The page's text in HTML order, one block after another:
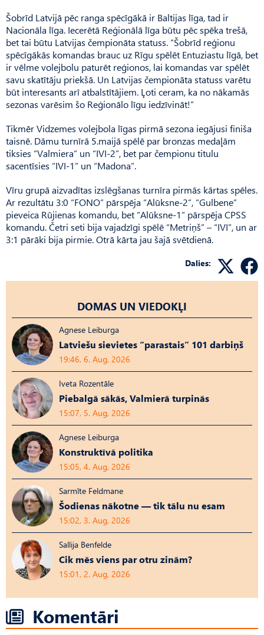
Šobrīd Latvijā pēc ranga spēcīgākā ir Baltijas līga, tad ir
Nacionāla līga. Iecerētā Reģio­nālā līga būtu pēc spēka trešā,
bet tai būtu Latvijas čempionāta statuss. “Šobrīd reģionu
spēcīgākās komandas brauc uz Rīgu spēlēt Entuziastu līgā, bet
ir vēlme volejbolu paturēt reģionos, lai komandas var spēlēt
savu skatītāju priekšā. Un Latvijas čempionāta statuss varētu
būt interesants arī atbalstītājiem. Ļoti ceram, ka no nākamās
sezonas varēsim šo Reģionālo līgu iedzīvināt!”
Tikmēr Vidzemes volejbola līgas pirmā sezona iegājusi finiša
taisnē. Dāmu turnīrā 5.maijā spēlē par bronzas medaļām
tiksies “Valmiera” un “IVI-2”, bet par čempionu titulu
sacentīsies “IVI-1” un “Madona”.
Vīru grupā aizvadītas izslēgšanas turnīra pirmās kārtas spēles.
Ar rezultātu 3:0 “FONO” pārspēja “Alūksne-2”, “Gulbene”
pieveica Rūjienas komandu, bet “Alūksne-1” pārspēja CPSS
komandu. Četri seti bija vajadzīgi spēlē “Metriņš” – “IVI”, un ar
3:1 pārāki bija pirmie. Otrā kārta jau šajā svētdienā.
Dalies:
DOMAS UN VIEDOKĻI
Agnese Leiburga
Latviešu sievietes “parastais” 101 darbiņš
19:46, 6. Aug, 2026
Iveta Rozentāle
Piebalgā sākās, Valmierā turpinās
15:07, 5. Aug, 2026
Agnese Leiburga
Konstruktīvā politika
15:05, 4. Aug, 2026
Sarmīte Feldmane
Šodienas nākotne — tik tālu nu esam
15:02, 3. Aug, 2026
Sallija Benfelde
Cik mēs viens par otru zinām?
15:01, 2. Aug, 2026
Komentāri